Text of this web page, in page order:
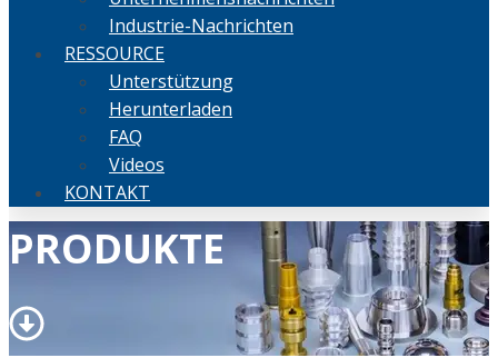
Industrie-Nachrichten
RESSOURCE
Unterstützung
Herunterladen
FAQ
Videos
KONTAKT
PRODUKTE